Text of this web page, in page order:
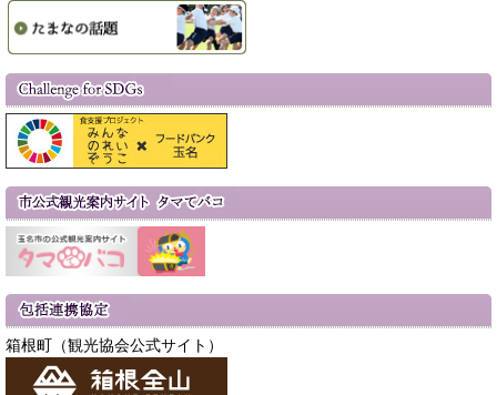
箱根町（観光協会公式サイト）